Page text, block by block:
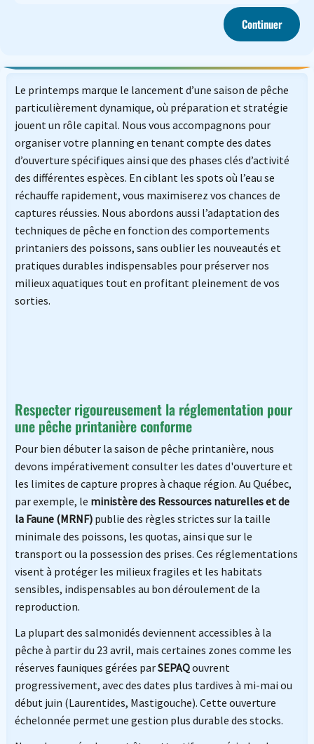
Continuer
Le printemps marque le lancement d’une saison de pêche
particulièrement dynamique, où préparation et stratégie
jouent un rôle capital. Nous vous accompagnons pour
organiser votre planning en tenant compte des dates
d’ouverture spécifiques ainsi que des phases clés d’activité
des différentes espèces. En ciblant les spots où l’eau se
réchauffe rapidement, vous maximiserez vos chances de
captures réussies. Nous abordons aussi l’adaptation des
techniques de pêche en fonction des comportements
printaniers des poissons, sans oublier les nouveautés et
pratiques durables indispensables pour préserver nos
milieux aquatiques tout en profitant pleinement de vos
sorties.
Respecter rigoureusement la réglementation pour
une pêche printanière conforme
Pour bien débuter la saison de pêche printanière, nous
devons impérativement consulter les dates d'ouverture et
les limites de capture propres à chaque région. Au Québec,
par exemple, le ministère des Ressources naturelles et de
la Faune (MRNF)publie des règles strictes sur la taille
minimale des poissons, les quotas, ainsi que sur le
transport ou la possession des prises. Ces réglementations
visent à protéger les milieux fragiles et les habitats
sensibles, indispensables au bon déroulement de la
reproduction.
La plupart des salmonidés deviennent accessibles à la
pêche à partir du 23 avril, mais certaines zones comme les
réserves fauniques gérées parSEPAQouvrent
progressivement, avec des dates plus tardives à mi-mai ou
début juin (Laurentides, Mastigouche). Cette ouverture
échelonnée permet une gestion plus durable des stocks.